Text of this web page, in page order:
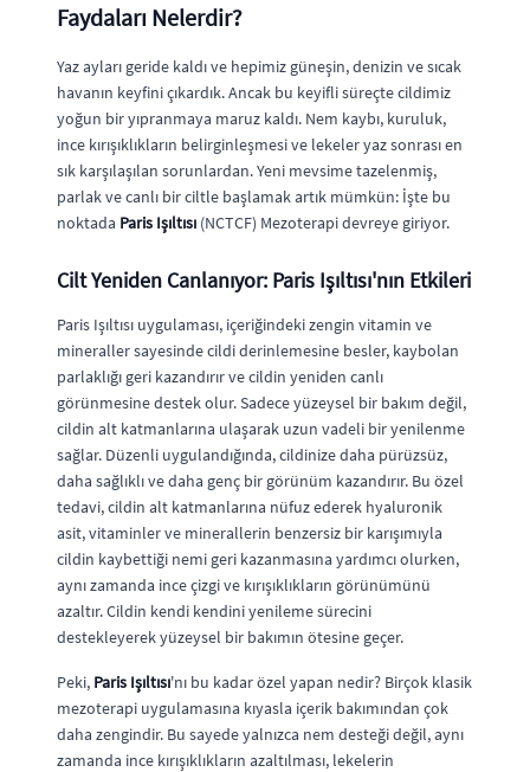
Faydaları Nelerdir?
Yaz ayları geride kaldı ve hepimiz güneşin, denizin ve sıcak
havanın keyfini çıkardık. Ancak bu keyifli süreçte cildimiz
yoğun bir yıpranmaya maruz kaldı. Nem kaybı, kuruluk,
ince kırışıklıkların belirginleşmesi ve lekeler yaz sonrası en
sık karşılaşılan sorunlardan. Yeni mevsime tazelenmiş,
parlak ve canlı bir ciltle başlamak artık mümkün: İşte bu
noktada Paris Işıltısı (NCTCF) Mezoterapi devreye giriyor.
Cilt Yeniden Canlanıyor: Paris Işıltısı'nın Etkileri
Paris Işıltısı uygulaması, içeriğindeki zengin vitamin ve
mineraller sayesinde cildi derinlemesine besler, kaybolan
parlaklığı geri kazandırır ve cildin yeniden canlı
görünmesine destek olur. Sadece yüzeysel bir bakım değil,
cildin alt katmanlarına ulaşarak uzun vadeli bir yenilenme
sağlar. Düzenli uygulandığında, cildinize daha pürüzsüz,
daha sağlıklı ve daha genç bir görünüm kazandırır. Bu özel
tedavi, cildin alt katmanlarına nüfuz ederek hyaluronik
asit, vitaminler ve minerallerin benzersiz bir karışımıyla
cildin kaybettiği nemi geri kazanmasına yardımcı olurken,
aynı zamanda ince çizgi ve kırışıklıkların görünümünü
azaltır. Cildin kendi kendini yenileme sürecini
destekleyerek yüzeysel bir bakımın ötesine geçer.
Peki, Paris Işıltısı'nı bu kadar özel yapan nedir? Birçok klasik
mezoterapi uygulamasına kıyasla içerik bakımından çok
daha zengindir. Bu sayede yalnızca nem desteği değil, aynı
zamanda ince kırışıklıkların azaltılması, lekelerin